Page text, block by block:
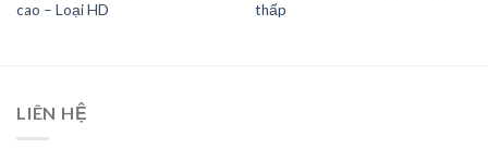
cao – Loại HD
thấp
LIÊN HỆ